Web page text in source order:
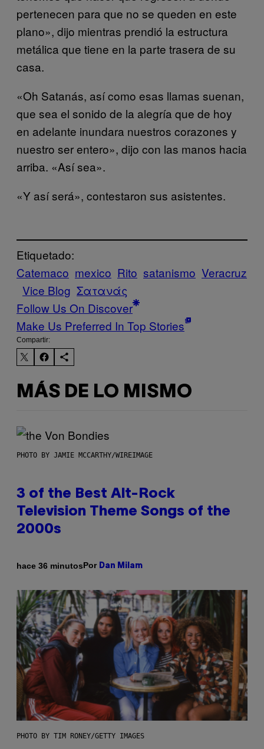
pertenecen para que no se queden en este
plano», dijo mientras prendió la estructura
metálica que tiene en la parte trasera de su
casa.
«Oh Satanás, así como esas llamas suenan,
que sea el sonido de la alegría que de hoy
en adelante inundara nuestros corazones y
nuestro ser entero», dijo con las manos hacia
arriba. «Así sea».
«Y así será», contestaron sus asistentes.
Etiquetado:
Catemaco mexico Rito satanismo Veracruz
Vice Blog Σατανάς
Follow Us On Discover
Make Us Preferred In Top Stories
Compartir:
MÁS DE LO MISMO
PHOTO BY JAMIE MCCARTHY/WIREIMAGE
3 of the Best Alt-Rock
Television Theme Songs of the
2000s
hace 36 minutosPor Dan Milam
PHOTO BY TIM RONEY/GETTY IMAGES